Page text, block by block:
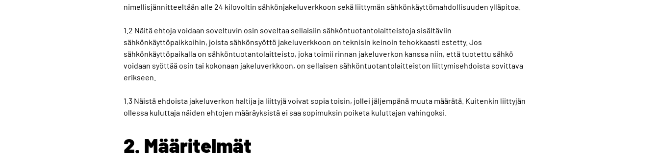
nimellisjännitteeltään alle 24 kilovoltin sähkönjakeluverkkoon sekä liittymän sähkönkäyttömahdollisuuden ylläpitoa.
1.2 Näitä ehtoja voidaan soveltuvin osin soveltaa sellaisiin sähköntuotantolaitteistoja sisältäviin
sähkönkäyttöpaikkoihin, joista sähkönsyöttö jakeluverkkoon on teknisin keinoin tehokkaasti estetty. Jos
sähkönkäyttöpaikalla on sähköntuotantolaitteisto, joka toimii rinnan jakeluverkon kanssa niin, että tuotettu sähkö
voidaan syöttää osin tai kokonaan jakeluverkkoon, on sellaisen sähköntuotantolaitteiston liittymisehdoista sovittava
erikseen.
1.3 Näistä ehdoista jakeluverkon haltija ja liittyjä voivat sopia toisin, jollei jäljempänä muuta määrätä. Kuitenkin liittyjän
ollessa kuluttaja näiden ehtojen määräyksistä ei saa sopimuksin poiketa kuluttajan vahingoksi.
2. Määritelmät